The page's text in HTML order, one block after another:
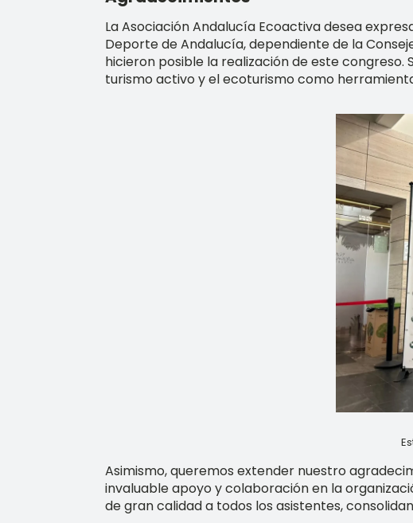
La Asociación Andalucía Ecoactiva desea
Deporte de Andalucía, dependiente de la
hicieron posible la realización de este
turismo activo y el ecoturismo como
Asimismo, queremos extender nuestro
invaluable apoyo y colaboración en la
de gran calidad a todos los asistentes,